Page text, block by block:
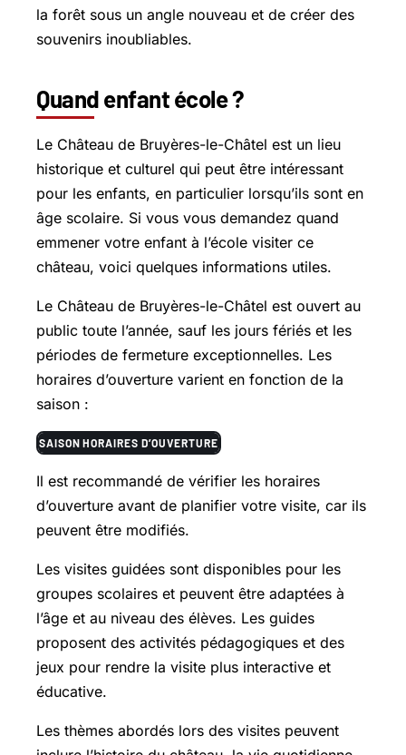
la forêt sous un angle nouveau et de créer des
souvenirs inoubliables.
Quand enfant école ?
Le Château de Bruyères-le-Châtel est un lieu
historique et culturel qui peut être intéressant
pour les enfants, en particulier lorsqu’ils sont en
âge scolaire. Si vous vous demandez quand
emmener votre enfant à l’école visiter ce
château, voici quelques informations utiles.
Le Château de Bruyères-le-Châtel est ouvert au
public toute l’année, sauf les jours fériés et les
périodes de fermeture exceptionnelles. Les
horaires d’ouverture varient en fonction de la
saison :
SAISON HORAIRES D’OUVERTURE
Il est recommandé de vérifier les horaires
d’ouverture avant de planifier votre visite, car ils
peuvent être modifiés.
Les visites guidées sont disponibles pour les
groupes scolaires et peuvent être adaptées à
l’âge et au niveau des élèves. Les guides
proposent des activités pédagogiques et des
jeux pour rendre la visite plus interactive et
éducative.
Les thèmes abordés lors des visites peuvent